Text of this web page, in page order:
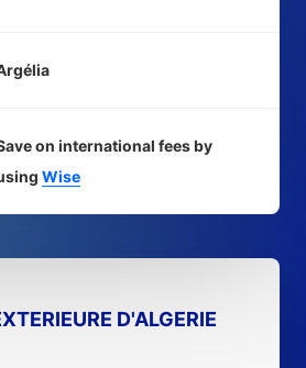
on international fees by
Wise
D'ALGERIE